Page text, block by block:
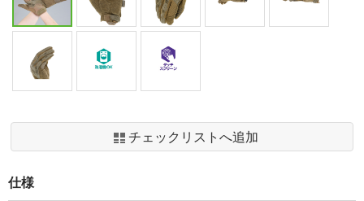
チェックリストへ追加
仕様